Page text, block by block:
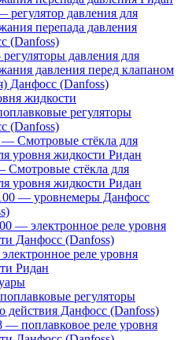
регулятор давления для
перепада давления
(Danfoss)
давления для
давления перед клапаном
Данфосс (Danfoss)
жидкости
регуляторы
(Danfoss)
Смотровые стёкла для
уровня жидкости Ридан
Смотровые стёкла для
уровня жидкости Ридан
— уровнемеры Данфосс
— электронное реле уровня
Данфосс (Danfoss)
реле уровня
Ридан
регуляторы
действия Данфосс (Danfoss)
— поплавковое реле уровня